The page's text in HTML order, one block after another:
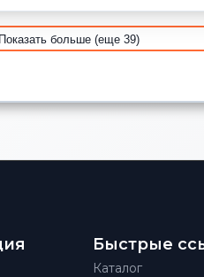
Показать больше (еще 39)
Быстрые
Каталог